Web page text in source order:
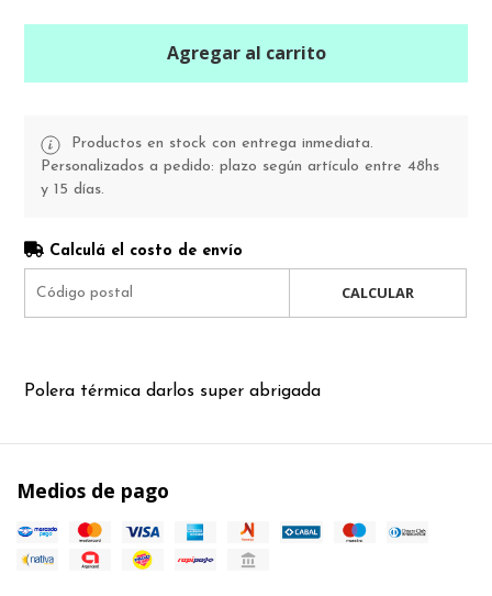
Agregar al carrito
Productos en stock con entrega inmediata.
Personalizados a pedido: plazo según artículo entre 48hs
y 15 días.
Calculá el costo de envío
CALCULAR
Polera térmica darlos super abrigada
Medios de pago